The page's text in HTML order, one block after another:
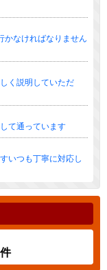
かなければなりません
く説明していただ
て通っています
いつも丁寧に対応し
件